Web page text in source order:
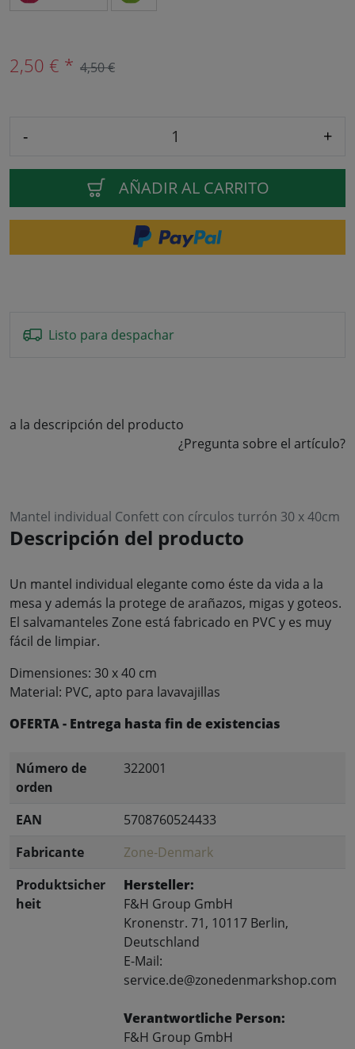
2,50 € * 4,50 €
- +
AÑADIR AL CARRITO
Listo para despachar
a la descripción del producto
¿Pregunta sobre el artículo?
Mantel individual Confett con círculos turrón 30 x 40cm
Descripción del producto
Un mantel individual elegante como éste da vida a la
mesa y además la protege de arañazos, migas y goteos.
El salvamanteles Zone está fabricado en PVC y es muy
fácil de limpiar.
Dimensiones: 30 x 40 cm
Material: PVC, apto para lavavajillas
OFERTA - Entrega hasta fin de existencias
Número de
orden
322001
EAN
5708760524433
Fabricante
Zone-Denmark
Produktsicher
heit
Hersteller:
F&H Group GmbH
Kronenstr. 71, 10117 Berlin,
Deutschland
E-Mail:
service.de@zonedenmarkshop.com
Verantwortliche Person:
F&H Group GmbH